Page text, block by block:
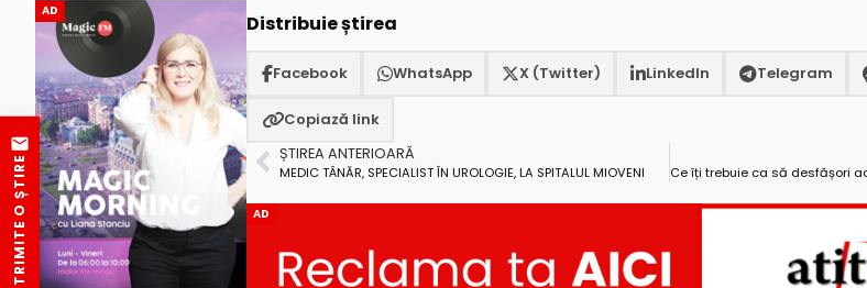
AD
Distribuie știrea
Facebook WhatsApp X (Twitter) LinkedIn Telegram
Copiază link
ȘTIREA ANTERIOARĂ
MEDIC TÂNĂR, SPECIALIST ÎN UROLOGIE, LA SPITALUL MIOVENI
AD
TRIMITE O ȘTIRE